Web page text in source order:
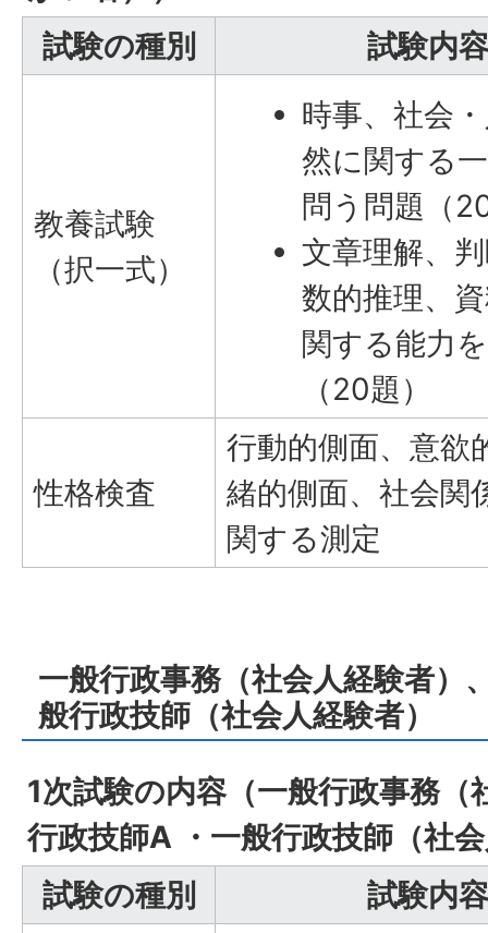
試験の種別
試験内容
教養試験
（択一式）
時事、社会
然に関する
問う問題（
文章理解、
数的推理、
関する能力
（20題）
性格検査
行動的側面、意欲
緒的側面、社会関
関する測定
一般行政事務（社会人経験者）
般行政技師（社会人経験者）
1次試験の内容（一般行政事務（
行政技師A ・一般行政技師（社
試験の種別
試験内容